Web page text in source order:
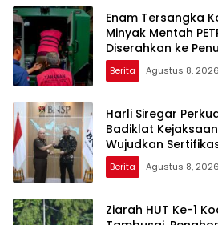
Enam Tersangka
Minyak Mentah
Diserahkan ke
Berita Agustus 8, 2026
Harli Siregar
Badiklat
Wujudkan
Berita Agustus 8, 2026
Ziarah HUT Ke-1